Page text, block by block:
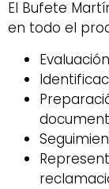
El Bufete
en todo el